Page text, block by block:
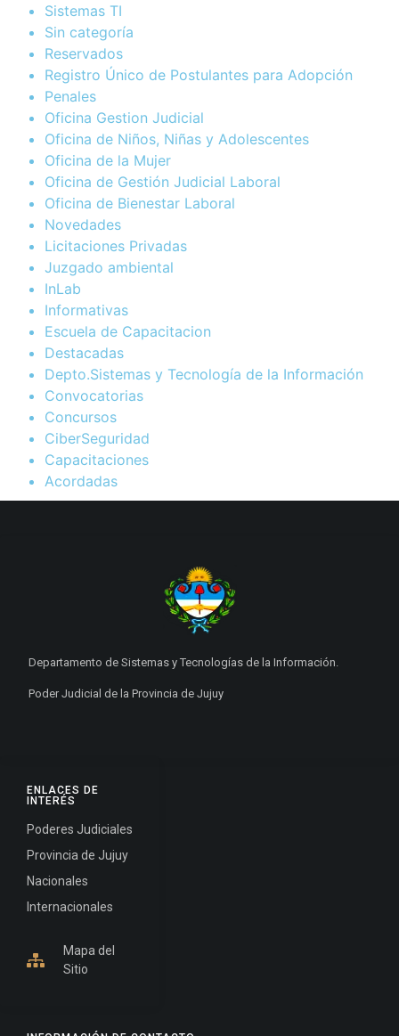
Sistemas TI
Sin categoría
Reservados
Registro Único de Postulantes para Adopción
Penales
Oficina Gestion Judicial
Oficina de Niños, Niñas y Adolescentes
Oficina de la Mujer
Oficina de Gestión Judicial Laboral
Oficina de Bienestar Laboral
Novedades
Licitaciones Privadas
Juzgado ambiental
InLab
Informativas
Escuela de Capacitacion
Destacadas
Depto.Sistemas y Tecnología de la Información
Convocatorias
Concursos
CiberSeguridad
Capacitaciones
Acordadas
ENLACES DE
INTERÉS
Poderes Judiciales
Provincia de Jujuy
Nacionales
Internacionales
Mapa del
Sitio
Departamento de Sistemas y Tecnologías de la Información.
Poder Judicial de la Provincia de Jujuy